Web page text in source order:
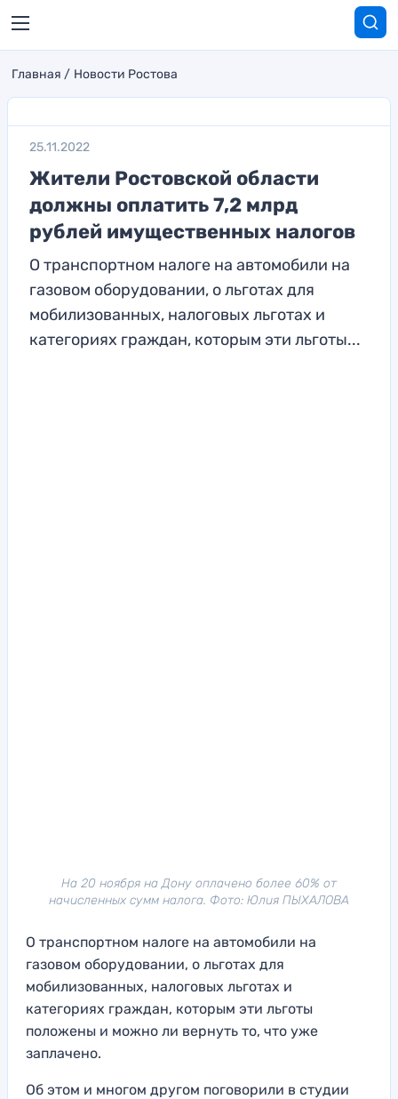
Главная Новости Ростова
25.11.2022
Жители Ростовской области
должны оплатить 7,2 млрд
рублей имущественных налогов
О транспортном налоге на автомобили на
газовом оборудовании, о льготах для
мобилизованных, налоговых льготах и
категориях граждан, которым эти льготы...
На 20 ноября на Дону оплачено более 60% от
начисленных сумм налога. Фото: Юлия ПЫХАЛОВА
О транспортном налоге на автомобили на
газовом оборудовании, о льготах для
мобилизованных, налоговых льготах и
категориях граждан, которым эти льготы
положены и можно ли вернуть то, что уже
заплачено.
Об этом и многом другом поговорили в студии